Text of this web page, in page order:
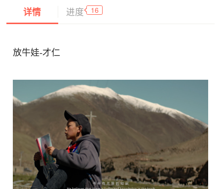
详情 进度 16
放牛娃-才仁